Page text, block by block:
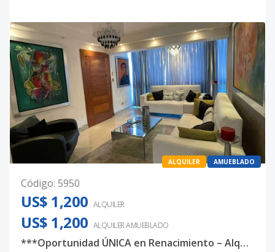
ALQUILER AMUEBLADO
Código: 5950
US$ 1,200 ALQUILER
US$ 1,200 ALQUILERAMUEBLADO
***Oportunidad ÚNICA en Renacimiento – Alquiler con Ubicación Premium